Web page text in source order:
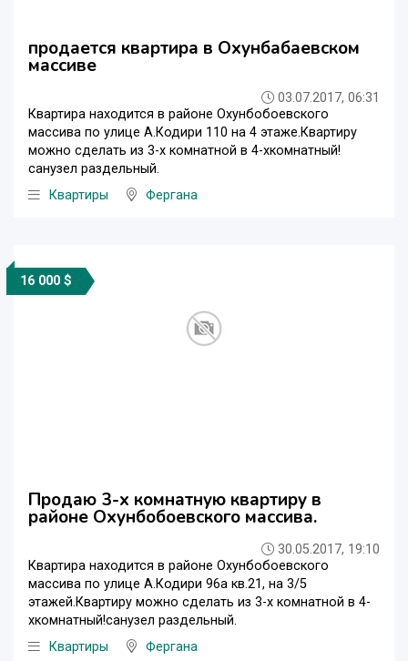
продается квартира в Охунбабаевском
массиве
03.07.2017, 06:31
Квартира находится в районе Охунбобоевского
массива по улице А.Кодири 110 на 4 этаже.Квартиру
можно сделать из 3-х комнатной в 4-хкомнатный!
санузел раздельный.
Квартиры
Фергана
16 000 $
Продаю 3-х комнатную квартиру в
районе Охунбобоевского массива.
30.05.2017, 19:10
Квартира находится в районе Охунбобоевского
массива по улице А.Кодири 96а кв.21, на 3/5
этажей.Квартиру можно сделать из 3-х комнатной в 4-
хкомнатный!санузел раздельный.
Квартиры
Фергана